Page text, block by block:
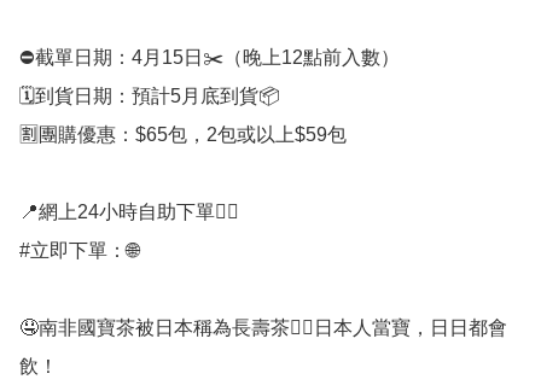
⛔️截單日期：4月15日✂️（晚上12點前入數）
🗓️到貨日期：預計5月底到貨📦
🈹團購優惠：$65包，2包或以上$59包
📍網上24小時自助下單👍🏻
#立即下單：🌐
🤤南非國寶茶被日本稱為長壽茶👍🏻日本人當寶，日日都會
飲！